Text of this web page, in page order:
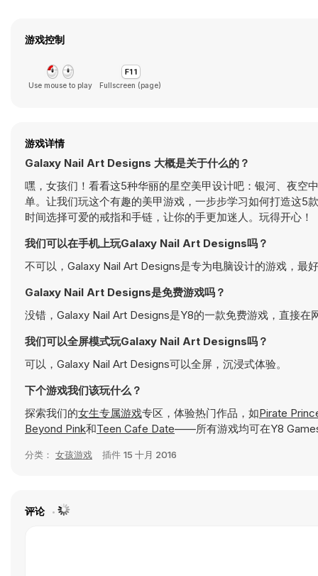
游戏控制
Use mouse to play Fullscreen (page)
游戏详情
Galaxy Nail Art Designs 大概是关于什么的？
嘿，女孩们！看看这5种华丽的星空美甲设计吧：银河、夜空
单。让我们玩这个有趣的美甲游戏，一步步学习如何打造这5
时间选择可爱的戒指和手链，让你的手更加迷人。玩得开心！
我们可以在手机上玩Galaxy Nail Art Designs吗？
不可以，Galaxy Nail Art Designs是专为电脑设计的游戏，最
Galaxy Nail Art Designs是免费游戏吗？
没错，Galaxy Nail Art Designs是Y8的一款免费游戏，直接在
我们可以全屏模式玩Galaxy Nail Art Designs吗？
可以，Galaxy Nail Art Designs可以全屏，沉浸式体验。
下个游戏我们该玩什么？
探索我们的女生专属游戏专区，体验热门作品，如Pirate
Beyond Pink和Teen Cafe Date——所有游戏均可在Y8
分类： 女孩游戏 插件 15 十月 2016
评论